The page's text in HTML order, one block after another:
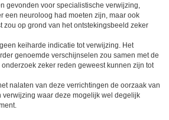
gevonden voor specialistische verwijzing,
een neuroloog had moeten zijn, maar ook
zou op grond van het ontstekingsbeeld zeker
keiharde indicatie tot verwijzing. Het
genoemde verschijnselen zou samen met de
zeker reden geweest kunnen zijn tot
nalaten van deze verrichtingen de oorzaak van
verwijzing waar deze mogelijk wel degelijk